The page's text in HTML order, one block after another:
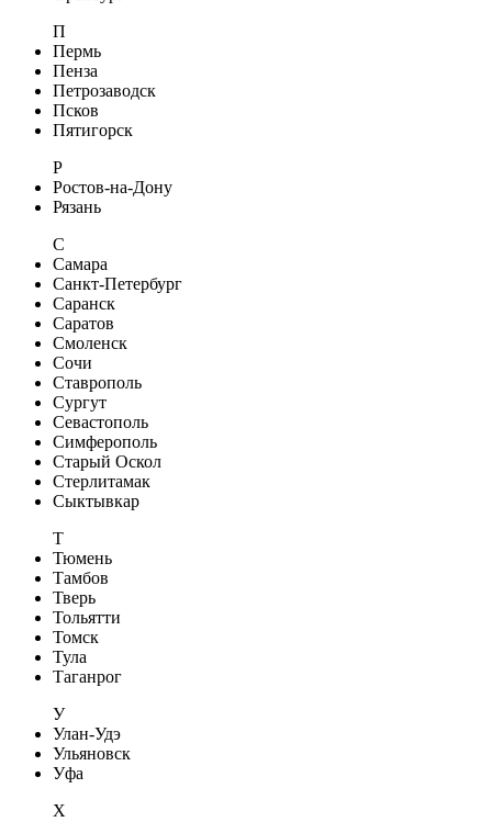
П
Пермь
Пенза
Петрозаводск
Псков
Пятигорск
Р
Ростов-на-Дону
Рязань
С
Самара
Санкт-Петербург
Саранск
Саратов
Смоленск
Сочи
Ставрополь
Сургут
Севастополь
Симферополь
Старый Оскол
Стерлитамак
Сыктывкар
Т
Тюмень
Тамбов
Тверь
Тольятти
Томск
Тула
Таганрог
У
Улан-Удэ
Ульяновск
Уфа
Х